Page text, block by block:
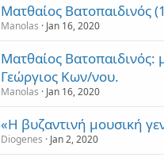
Ματθαίος Βατοπαιδινός
Manolas Jan 16, 2020
Ματθαίος Βατοπαιδινός:
Γεώργιος Κων/νου.
Manolas Jan 16, 2020
«Η βυζαντινή μουσική
Diogenes Jan 2, 2020